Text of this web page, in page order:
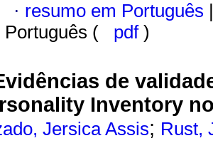
· resumo em Português
Português ( pdf )
de
Inventory
Jersica Assis; Rust,